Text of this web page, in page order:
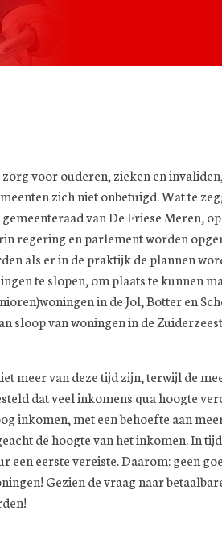
voor ouderen, zieken en
zich niet onbetuigd. Wat te
van De Friese Meren,
regering en parlement worden
als er in de praktijk de plannen
te slopen, om plaats te kunnen
in de Jol, Botter en
sloop van woningen in de
meer van deze tijd zijn, terwijl de
dat veel inkomens qua hoogte
inkomen, met een behoefte aan
de hoogte van het inkomen. In
eerste vereiste. Daarom: geen
Gezien de vraag naar